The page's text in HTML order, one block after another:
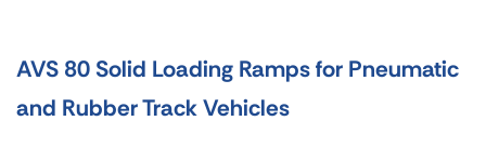
AVS 80 Solid Loading Ramps for Pneumatic
and Rubber Track Vehicles